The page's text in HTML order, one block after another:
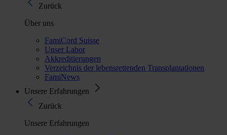
Zurück
Über uns
FamiCord Suisse
Unser Labor
Akkreditierungen
Verzeichnis der lebensrettenden Transplantationen
FamiNews
Unsere Erfahrungen
Zurück
Unsere Erfahrungen